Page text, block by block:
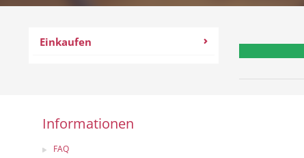
Einkaufen
Informationen
FAQ